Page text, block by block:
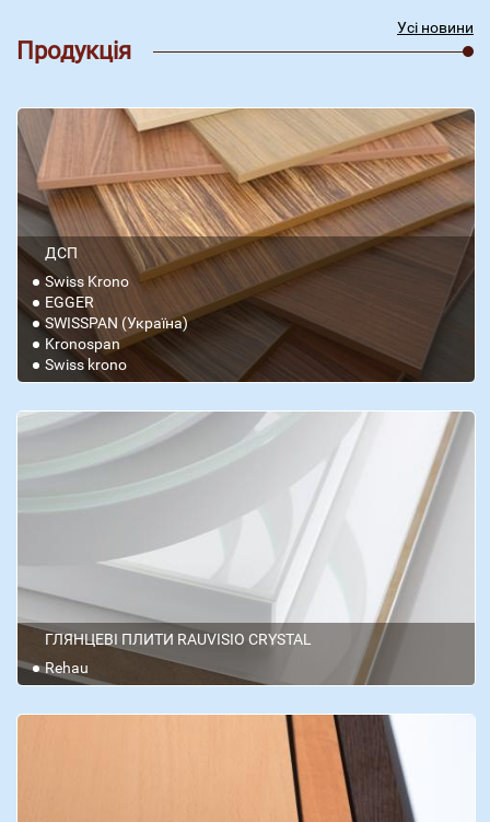
Усі новини
Продукція
ДСП
Swiss Krono
EGGER
SWISSPAN (Україна)
Kronospan
Swiss krono
ГЛЯНЦЕВІ ПЛИТИ RAUVISIO CRYSTAL
Rehau